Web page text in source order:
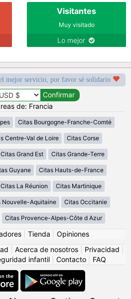
Visitantes
Muy visitado
Lo mejor
mejor servicio, por favor sé solidario
de: Francia
Citas Bourgogne-Franche-Comté
Centre-Val de Loire Citas Corse
Citas Grand Est Citas Grande-Terre
Guyane Citas Hauts-de-France
Citas La Réunion Citas Martinique
Nouvelle-Aquitaine Citas Occitanie
Citas Provence-Alpes-Côte d Azur
Tienda
Opiniones
Acerca de nosotros Privacidad
infantil Contacto FAQ